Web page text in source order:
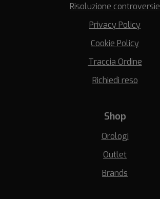
Risoluzione controversie
Privacy Policy
Cookie Policy
Traccia Ordine
Richiedi reso
Shop
Orologi
Outlet
Brands